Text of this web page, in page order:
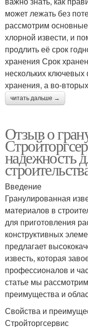
может лежать без
рассмотрим
хлорной извести, и
продлить её срок
хранения Срок
нескольких
хранения, а во-
читать дальше →
Отзыв о
надежность
Введение
Гранулированная
материалов в
для приготовления
конструктивных
предлагает
известь, которая
профессионалов и
статье мы
преимущества и
Свойства и
Стройторгсервис